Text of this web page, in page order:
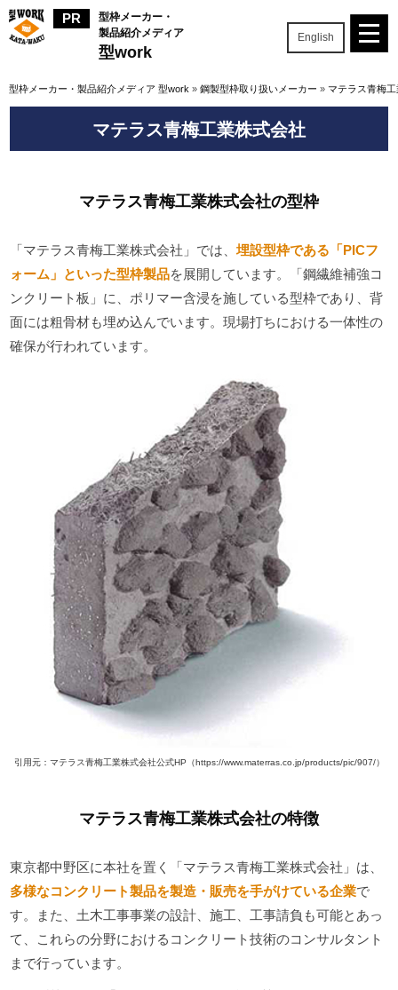
型枠メーカー・
製品紹介メディア
型work
English
型枠メーカー・製品紹介メディア 型work » 鋼製型枠取り扱いメーカー » マテラス青梅
マテラス青梅工業株式会社
マテラス青梅工業株式会社の型枠
「マテラス青梅工業株式会社」では、埋設型枠である「PICフ
ォーム」といった型枠製品を展開しています。「鋼繊維補強コ
ンクリート板」に、ポリマー含浸を施している型枠であり、背
面には粗骨材も埋め込んでいます。現場打ちにおける一体性の
確保が行われています。
引用元：マテラス青梅工業株式会社公式HP（https://www.materras.co.jp/products/pic/907/）
マテラス青梅工業株式会社の特徴
東京都中野区に本社を置く「マテラス青梅工業株式会社」は、
多様なコンクリート製品を製造・販売を手がけている企業で
す。また、土木工事事業の設計、施工、工事請負も可能とあっ
て、これらの分野におけるコンクリート技術のコンサルタント
まで行っています。